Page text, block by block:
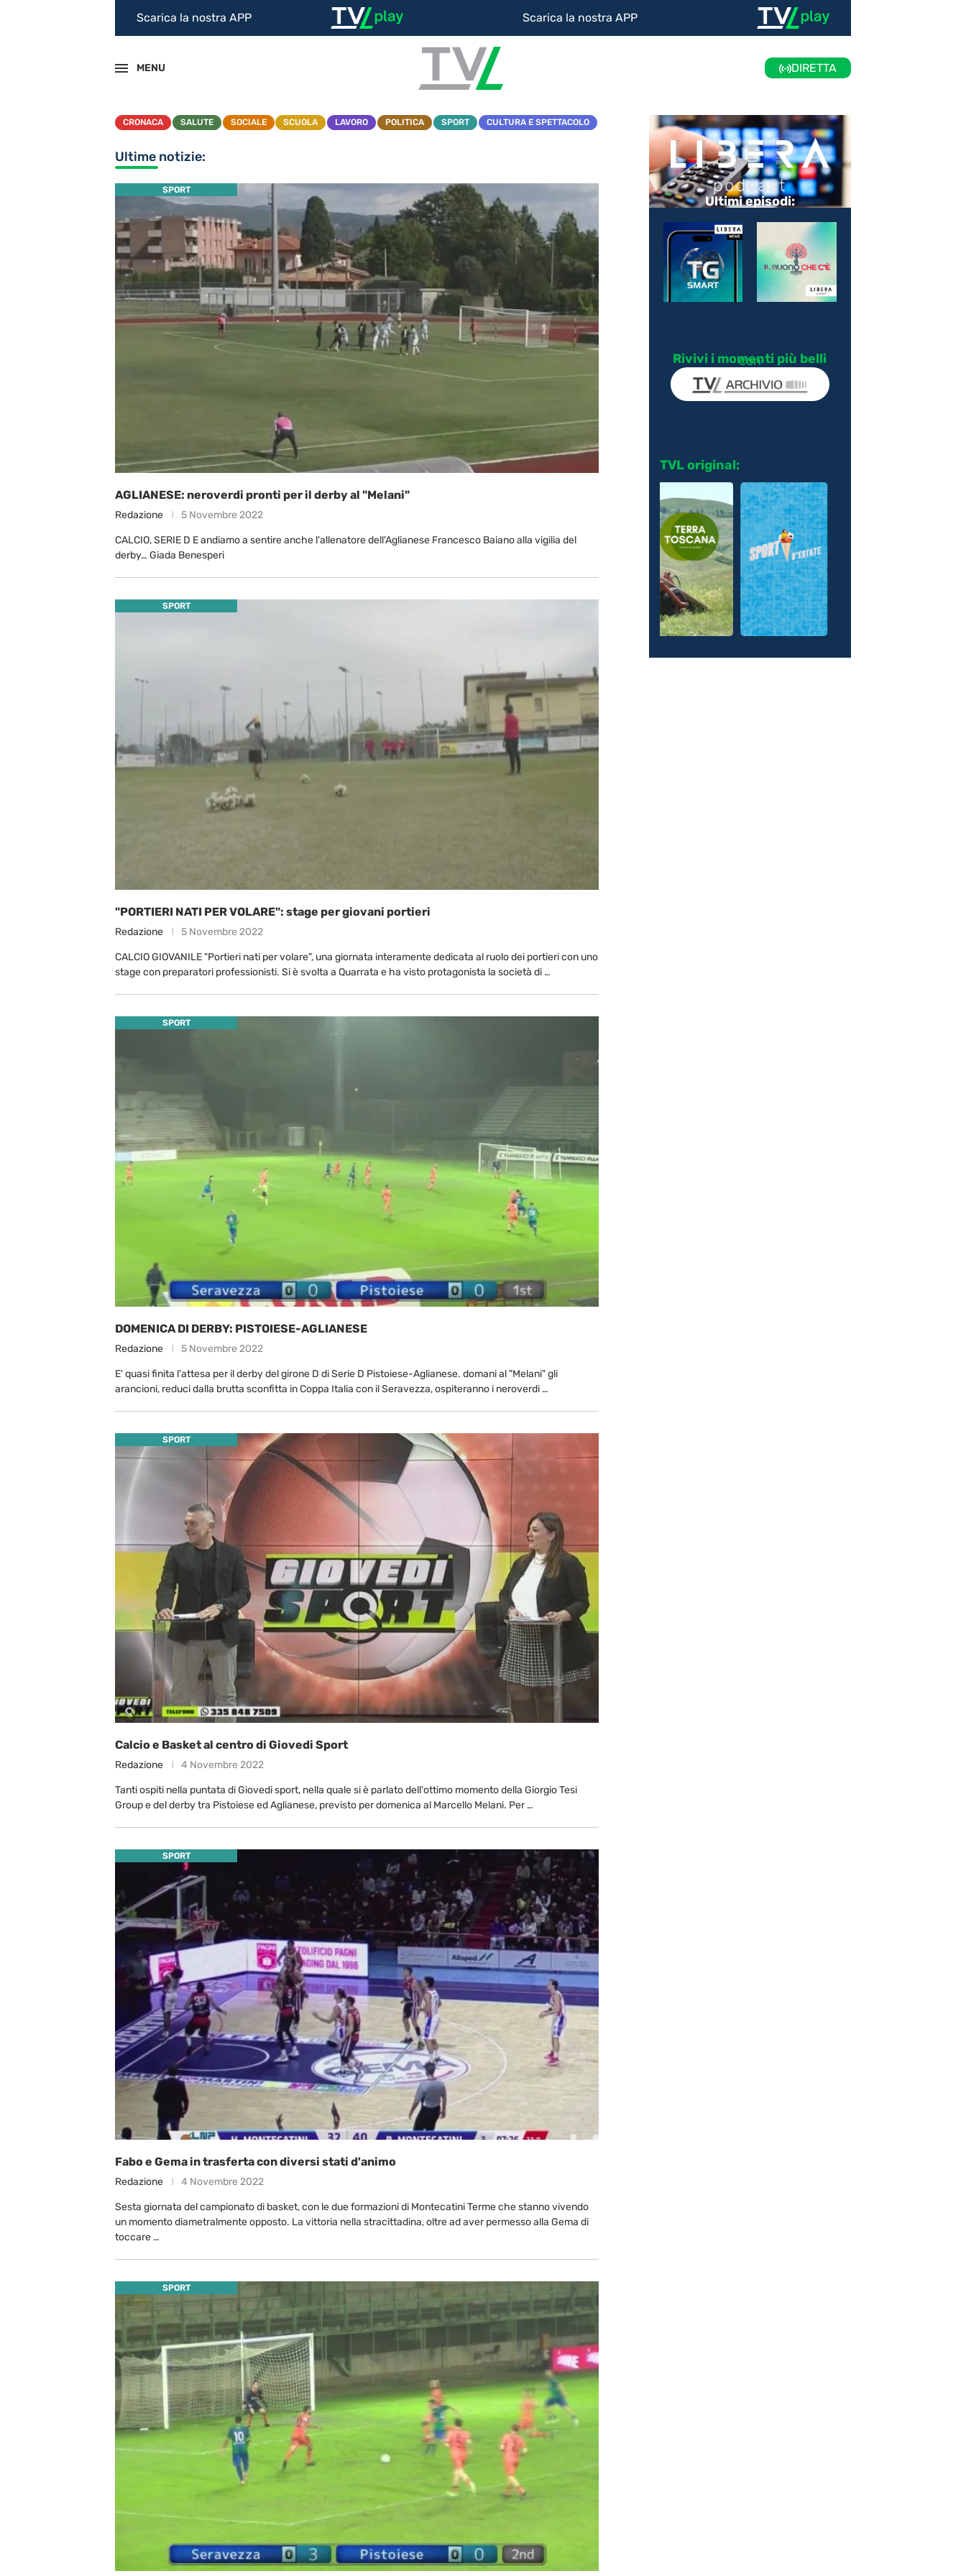
Scarica la nostra APP Scarica la nostra APP
MENU DIRETTA
CRONACA SALUTE SOCIALE SCUOLA LAVORO POLITICA SPORT CULTURA E SPETTACOLO
Ultime notizie:
SPORT
AGLIANESE: neroverdi pronti per il derby al "Melani"
Redazione 5 Novembre 2022
CALCIO, SERIE D E andiamo a sentire anche l'allenatore dell'Aglianese Francesco Baiano alla vigilia del
derby… Giada Benesperi
SPORT
"PORTIERI NATI PER VOLARE": stage per giovani portieri
Redazione 5 Novembre 2022
CALCIO GIOVANILE "Portieri nati per volare", una giornata interamente dedicata al ruolo dei portieri con uno
stage con preparatori professionisti. Si è svolta a Quarrata e ha visto protagonista la società di …
SPORT
DOMENICA DI DERBY: PISTOIESE-AGLIANESE
Redazione 5 Novembre 2022
E' quasi finita l'attesa per il derby del girone D di Serie D Pistoiese-Aglianese. domani al "Melani" gli
arancioni, reduci dalla brutta sconfitta in Coppa Italia con il Seravezza, ospiteranno i neroverdi …
SPORT
Calcio e Basket al centro di Giovedi Sport
Redazione 4 Novembre 2022
Tanti ospiti nella puntata di Giovedi sport, nella quale si è parlato dell'ottimo momento della Giorgio Tesi
Group e del derby tra Pistoiese ed Aglianese, previsto per domenica al Marcello Melani. Per …
SPORT
Fabo e Gema in trasferta con diversi stati d'animo
Redazione 4 Novembre 2022
Sesta giornata del campionato di basket, con le due formazioni di Montecatini Terme che stanno vivendo
un momento diametralmente opposto. La vittoria nella stracittadina, oltre ad aver permesso alla Gema di
toccare …
SPORT
Ultimi episodi:
Rivivi i momenti più belli
con
TVL original: